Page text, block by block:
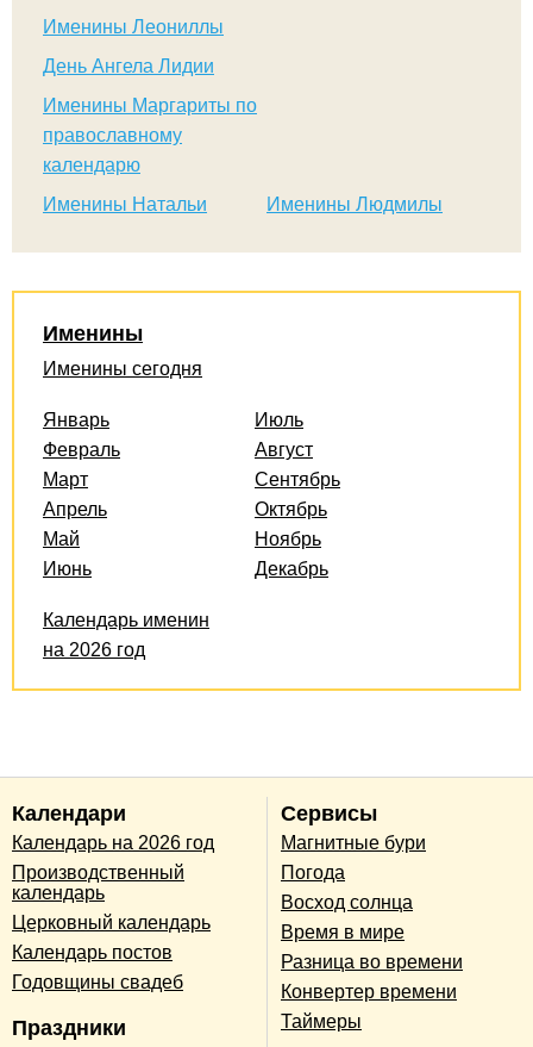
Именины Леониллы
День Ангела Лидии
Именины Маргариты по
православному
календарю
Именины Натальи
Именины Людмилы
Именины
Именины сегодня
Январь
Февраль
Март
Апрель
Май
Июнь
Июль
Август
Сентябрь
Октябрь
Ноябрь
Декабрь
Календарь именин
на 2026 год
Календари
Календарь на 2026 год
Производственный
календарь
Церковный календарь
Календарь постов
Годовщины свадеб
Праздники
Сервисы
Магнитные бури
Погода
Восход солнца
Время в мире
Разница во времени
Конвертер времени
Таймеры